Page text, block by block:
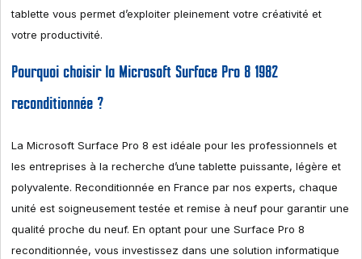
tablette vous permet d’exploiter pleinement votre créativité et
votre productivité.
Pourquoi choisir la Microsoft Surface Pro 8 1982
reconditionnée ?
La Microsoft Surface Pro 8 est idéale pour les professionnels et
les entreprises à la recherche d’une tablette puissante, légère et
polyvalente. Reconditionnée en France par nos experts, chaque
unité est soigneusement testée et remise à neuf pour garantir une
qualité proche du neuf. En optant pour une Surface Pro 8
reconditionnée, vous investissez dans une solution informatique